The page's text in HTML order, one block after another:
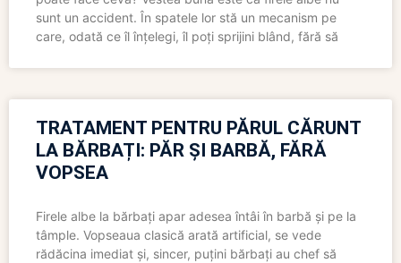
sunt un accident. În spatele lor stă un mecanism pe
care, odată ce îl înțelegi, îl poți sprijini blând, fără să
TRATAMENT PENTRU PĂRUL CĂRUNT
LA BĂRBAȚI: PĂR ȘI BARBĂ, FĂRĂ
VOPSEA
Firele albe la bărbați apar adesea întâi în barbă și pe la
tâmple. Vopseaua clasică arată artificial, se vede
rădăcina imediat și, sincer, puțini bărbați au chef să